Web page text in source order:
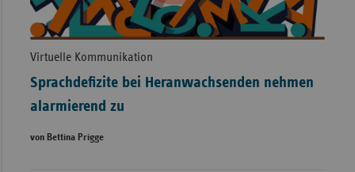
Virtuelle Kommunikation
Sprachdefizite bei Heranwachsenden nehmen
alarmierend zu
von Bettina Prigge